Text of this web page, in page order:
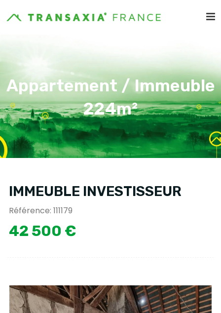
Appartement / Immeuble
224m²
IMMEUBLE INVESTISSEUR
Référence: 111179
42 500 €